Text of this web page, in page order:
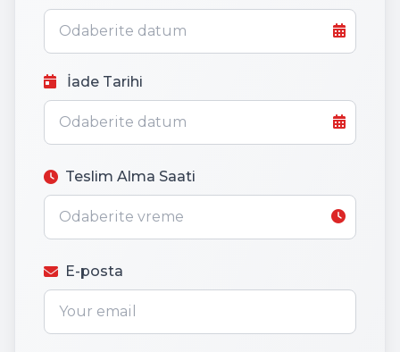
İade Tarihi
Teslim Alma Saati
E-posta